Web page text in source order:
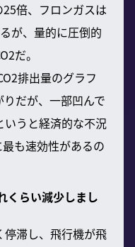
倍、フロンガスは
が、量的に圧倒的
だ。
排出量のグラフ
だが、一部凹んで
いうと経済的な不況
も速効性があるの
くらい減少しまし
停滞し、飛行機が飛